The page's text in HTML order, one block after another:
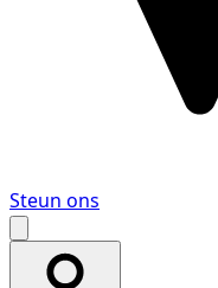
Steun ons